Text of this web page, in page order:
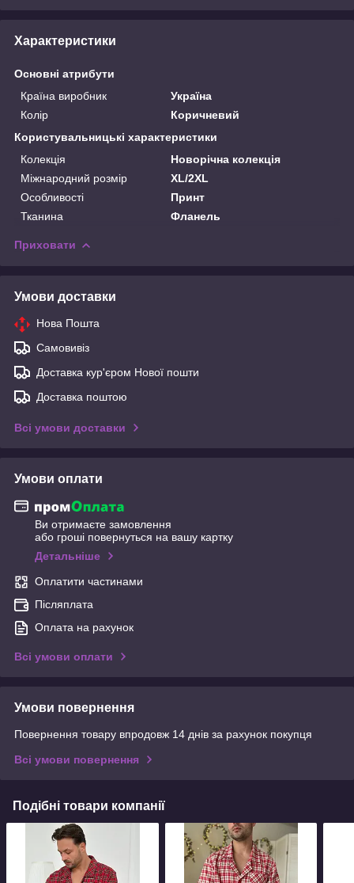
Характеристики
Основні атрибути
Країна виробник
Україна
Колір
Коричневий
Користувальницькі характеристики
Колекція
Новорічна колекція
Міжнародний розмір
XL/2XL
Особливості
Принт
Тканина
Фланель
Приховати
Умови доставки
Нова Пошта
Самовивіз
Доставка кур'єром Нової пошти
Доставка поштою
Всі умови доставки
Умови оплати
Ви отримаєте замовлення
або гроші повернуться на вашу картку
Детальніше
Оплатити частинами
Післяплата
Оплата на рахунок
Всі умови оплати
Умови повернення
Повернення товару впродовж 14 днів за рахунок покупця
Всі умови повернення
Подібні товари компанії